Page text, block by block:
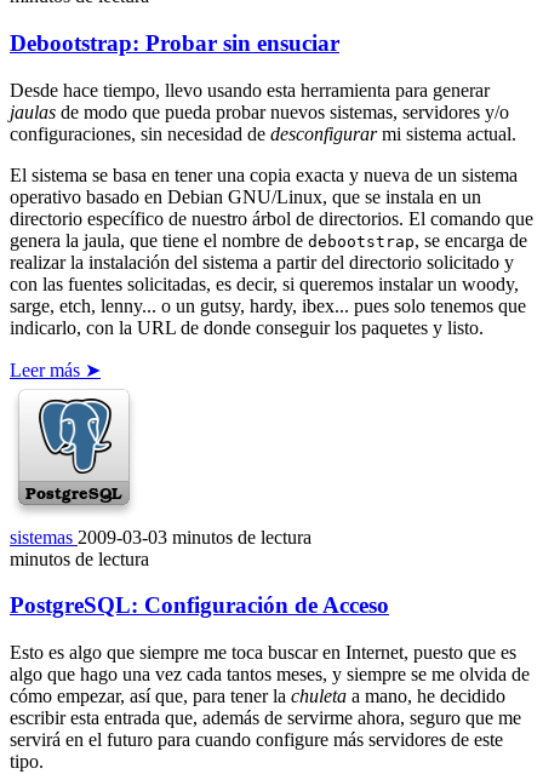
Debootstrap: Probar sin ensuciar
Desde hace tiempo, llevo usando esta herramienta para generar
jaulas de modo que pueda probar nuevos sistemas, servidores y/o
configuraciones, sin necesidad de desconfigurarmi sistema actual.
El sistema se basa en tener una copia exacta y nueva de un sistema
operativo basado en Debian GNU/Linux, que se instala en un
directorio específico de nuestro árbol de directorios. El comando que
genera la jaula, que tiene el nombre de debootstrap, se encarga de
realizar la instalación del sistema a partir del directorio solicitado y
con las fuentes solicitadas, es decir, si queremos instalar un woody,
sarge, etch, lenny... o un gutsy, hardy, ibex... pues solo tenemos que
indicarlo, con la URL de donde conseguir los paquetes y listo.
Leer más ➤
sistemas 2009-03-03 minutos de lectura
minutos de lectura
PostgreSQL: Configuración de Acceso
Esto es algo que siempre me toca buscar en Internet, puesto que es
algo que hago una vez cada tantos meses, y siempre se me olvida de
cómo empezar, así que, para tener la chuleta a mano, he decidido
escribir esta entrada que, además de servirme ahora, seguro que me
servirá en el futuro para cuando configure más servidores de este
tipo.